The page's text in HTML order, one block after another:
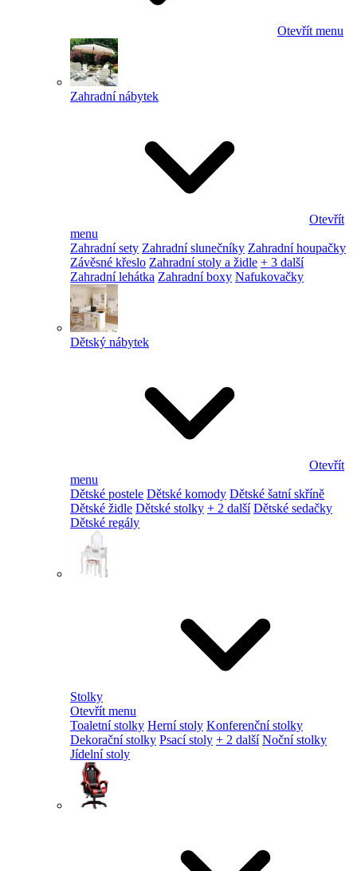
Otevřít menu
Zahradní nábytek
Otevřít
menu
Zahradní sety Zahradní slunečníky Zahradní houpačky
Závěsné křeslo Zahradní stoly a židle + 3 další
Zahradní lehátka Zahradní boxy Nafukovačky
Dětský nábytek
Otevřít
menu
Dětské postele Dětské komody Dětské šatní skříně
Dětské židle Dětské stolky + 2 další Dětské sedačky
Dětské regály
Stolky
Otevřít menu
Toaletní stolky Herní stoly Konferenční stolky
Dekorační stolky Psací stoly + 2 další Noční stolky
Jídelní stoly